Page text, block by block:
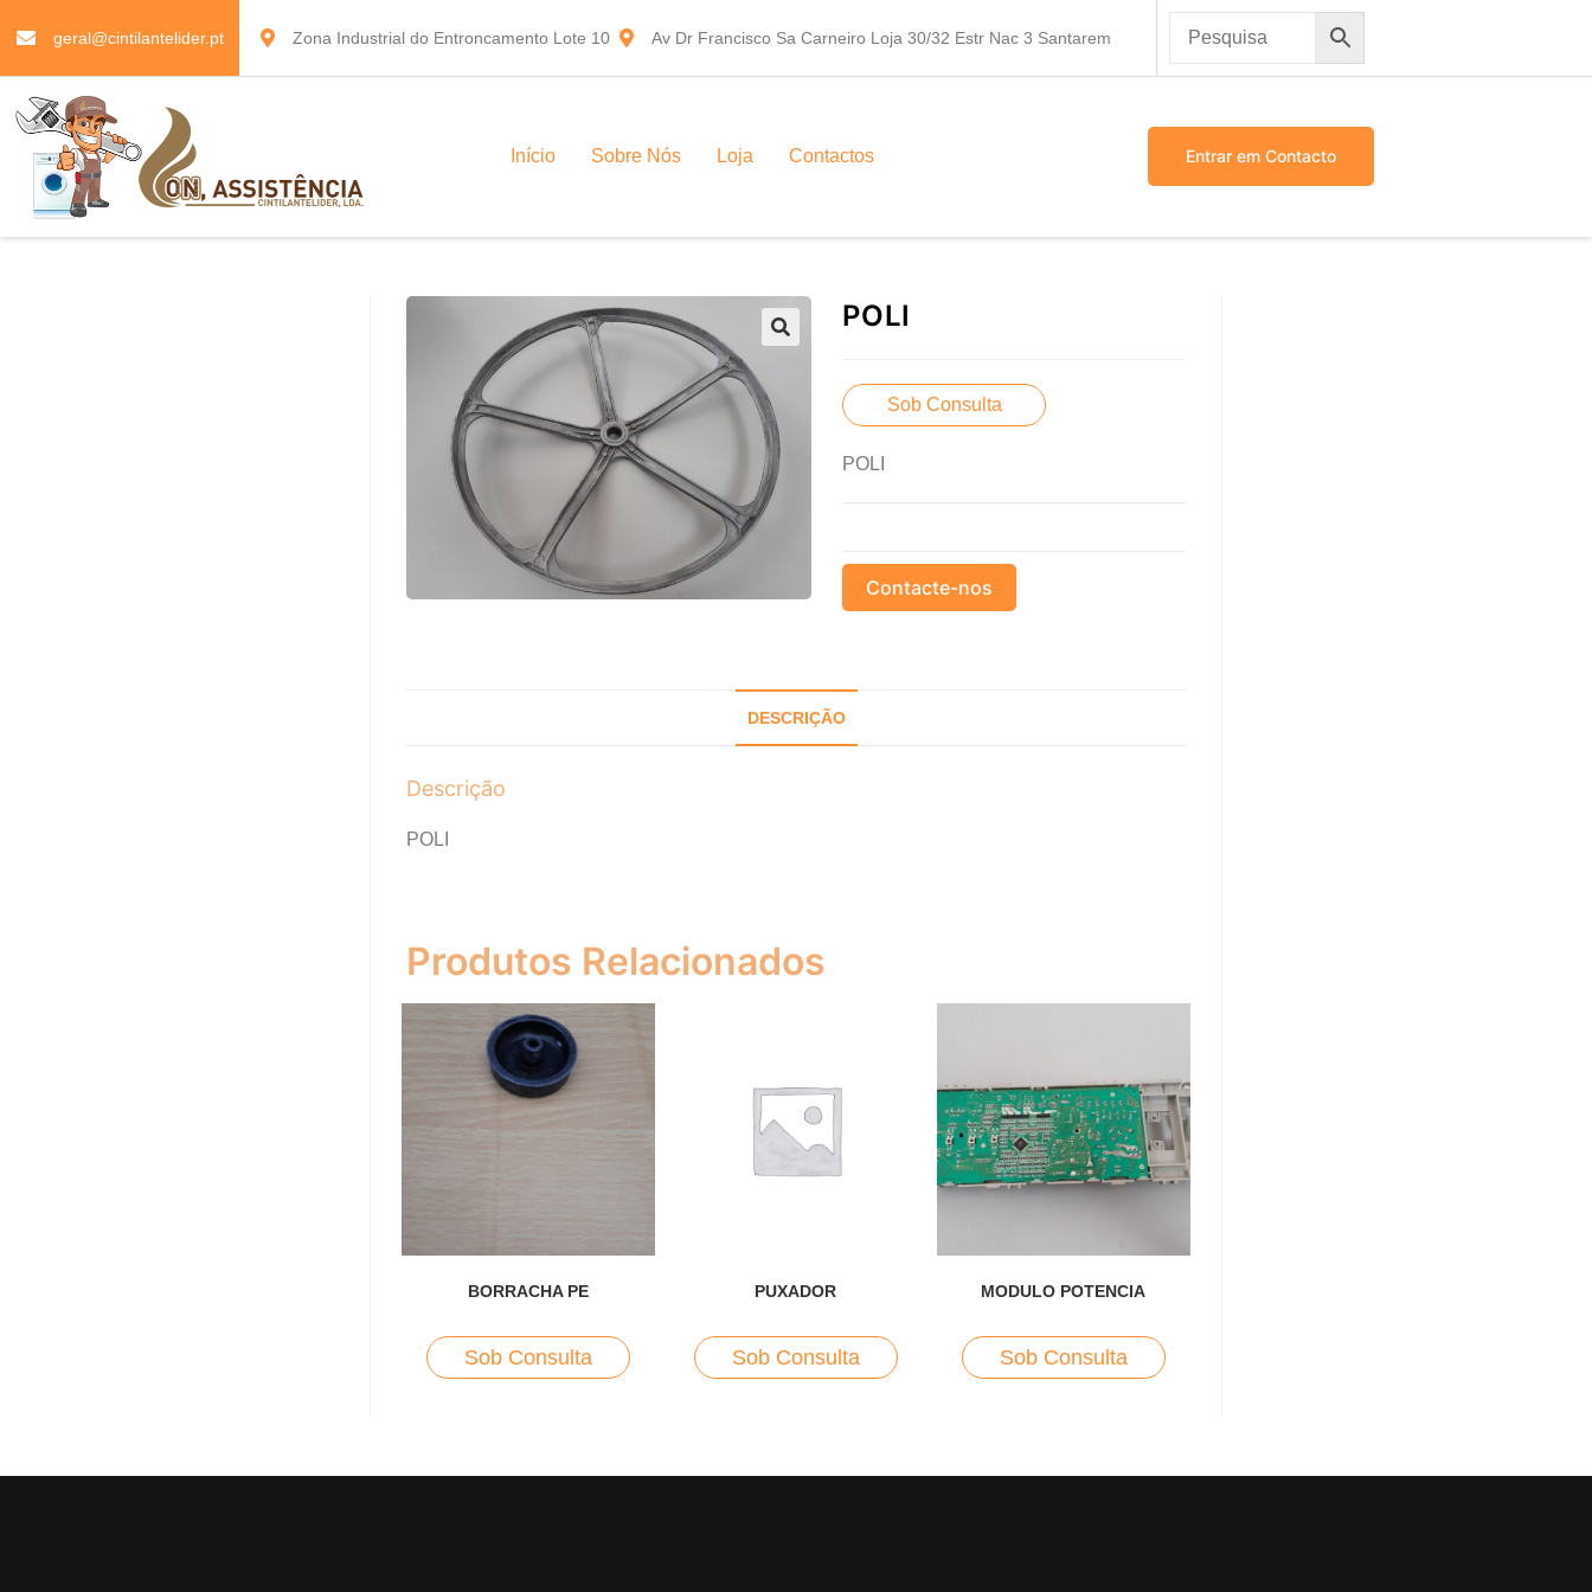
geral@cintilantelider.pt Zona Industrial do Entroncamento Lote 10 Av Dr Francisco Sa Carneiro Loja 30/32 Estr Nac 3 Santarem
Início Sobre Nós Loja Contactos Entrar em Contacto
POLI
Sob Consulta
POLI
Contacte-nos
DESCRIÇÃO
Descrição
POLI
Produtos Relacionados
BORRACHA PE
Sob Consulta
PUXADOR
Sob Consulta
MODULO POTENCIA
Sob Consulta